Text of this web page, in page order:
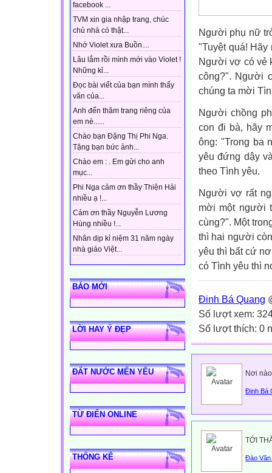
facebook ...
TVM xin gia nhập trang, chúc
chủ nhà có thật...
Nhớ Violet xưa Buồn....
Lâu lắm rồi mình mới vào Violet !
Những kỉ...
Đọc bài viết của bạn mình thấy
văn của...
Anh đến thăm trang riêng của
em nè......
Chào bạn Đặng Thị Phi Nga.
Tặng bạn bức ảnh...
Chào em : . Em gửi cho anh
mục...
Phi Nga cảm ơn thầy Thiện Hải
nhiều ạ !...
Cảm ơn thầy Nguyễn Lương
Hùng nhiều !...
Nhân dịp kỉ niệm 31 năm ngày
nhà giáo Việt...
BÁO MỚI
LỜI HAY Ý ĐẸP
ĐẤT NƯỚC MẾN YÊU
TỪ ĐIỂN ONLINE
THỐNG KÊ
Người phụ nữ
"Tuyệt quá!
Người vợ có vẻ
công?". Người
chúng ta mời
Người chồng
con đi bà, hãy
ông: "Trong ba
yêu đứng dậy
theo Tình yêu.
Người vợ rất
mời một người
cùng?". Một
thì hai người
yêu thì bất cứ
có Tình yêu thì
Đinh Bá Quang
Số lượt xem:
Số lượt thích: 0
Nơi
Đinh Bá
TỚI
Đào Văn